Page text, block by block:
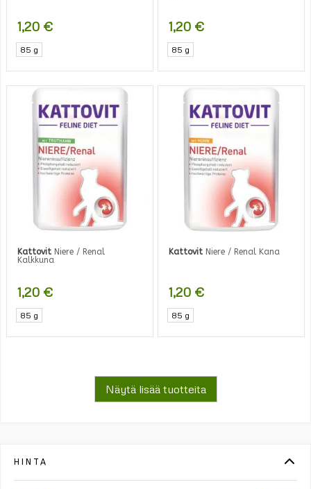
1,20 €
85 g
1,20 €
85 g
Kattovit Niere / Renal
Kalkkuna
1,20 €
85 g
Kattovit Niere / Renal Kana
1,20 €
85 g
Näytä lisää tuotteita
HINTA